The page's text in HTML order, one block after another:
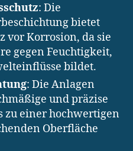
: Die
bietet
vor Korrosion, da sie
gegen Feuchtigkeit,
bildet.
: Die Anlagen
und präzise
zu einer hochwertigen
Oberfläche